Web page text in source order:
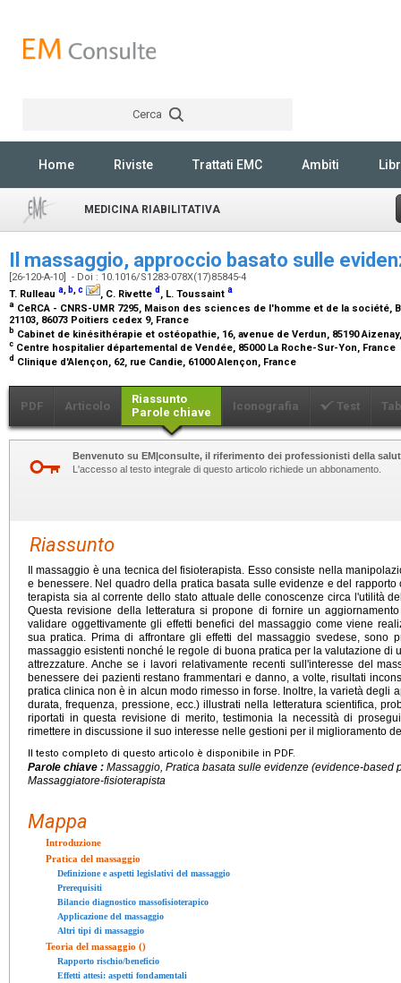
Cerca
Home Riviste Trattati EMC Ambiti
MEDICINA RIABILITATIVA
Il massaggio, approccio basato sulle
[26-120-A-10] - Doi : 10.1016/S1283-078X(17)85845-4
T. Rulleau a, b,c , C. Rivette d , L. Toussaint a
a CeRCA - CNRS-UMR 7295, Maison des sciences de l'homme et de la société,
21103, 86073 Poitiers cedex 9, France
b Cabinet de kinésithérapie et ostéopathie, 16, avenue de Verdun, 85190
c Centre hospitalier départemental de Vendée, 85000 La Roche-Sur-Yon, France
d Clinique d'Alençon, 62, rue Candie, 61000 Alençon, France
PDF Articolo
Riassunto
Parole chiave
Iconografia Test
Benvenuto su EM|consulte, il riferimento dei professionisti della
L'accesso al testo integrale di questo articolo richiede un abbonamento.
Riassunto
Il massaggio è una tecnica del fisioterapista. Esso consiste nella
e benessere. Nel quadro della pratica basata sulle evidenze e del
terapista sia al corrente dello stato attuale delle conoscenze circa l'utilità
Questa revisione della letteratura si propone di fornire un
validare oggettivamente gli effetti benefici del massaggio come viene
sua pratica. Prima di affrontare gli effetti del massaggio svedese, sono
massaggio esistenti nonché le regole di buona pratica per la valutazione di
attrezzature. Anche se i lavori relativamente recenti sull'interesse del
benessere dei pazienti restano frammentari e danno, a volte, risultati
pratica clinica non è in alcun modo rimesso in forse. Inoltre, la varietà degli
durata, frequenza, pressione, ecc.) illustrati nella letteratura scientifica,
riportati in questa revisione di merito, testimonia la necessità di
rimettere in discussione il suo interesse nelle gestioni per il miglioramento
Il testo completo di questo articolo è disponibile in PDF.
Parole chiave : Massaggio, Pratica basata sulle evidenze (evidence-based
Massaggiatore-fisioterapista
Mappa
Introduzione
Pratica del massaggio
Definizione e aspetti legislativi del massaggio
Prerequisiti
Bilancio diagnostico massofisioterapico
Applicazione del massaggio
Altri tipi di massaggio
Teoria del massaggio ()
Rapporto rischio/beneficio
Effetti attesi: aspetti fondamentali